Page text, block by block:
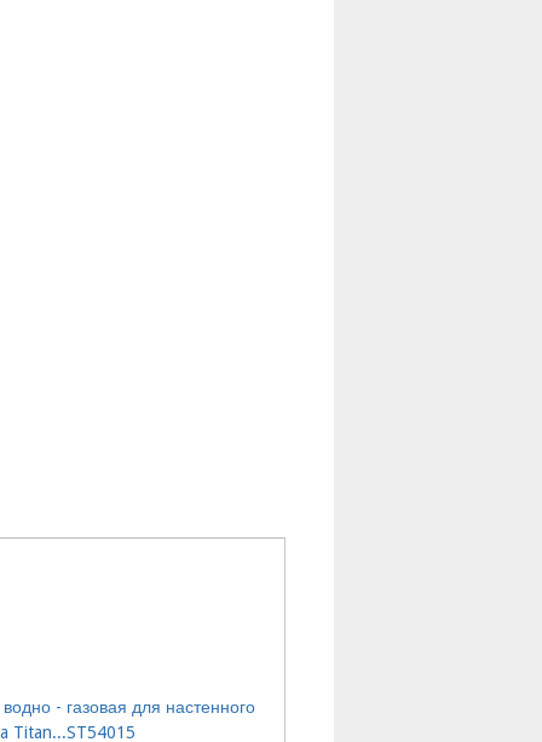
- газовая для настенного
Titan...ST54015